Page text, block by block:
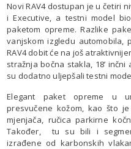
Novi RAV4 dostupan je u četiri
i Executive, a testni model
paketom opreme. Razlike
vanjskom izgledu automobila,
RAV4 dobit će na još
stražnja bočna stakla, 18’
su dodatno uljepšali testni
Elegant paket opreme u
presvučene kožom, kao što
mjenjača, ručica parkirne
Također, tu su bili i
izrađene od karbonskih